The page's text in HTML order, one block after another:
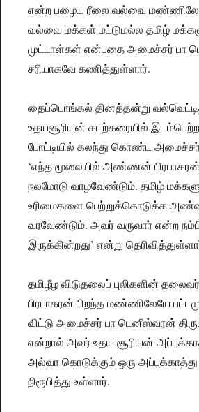
என்ற பழைய ரீலை வல்வை
வல்வை மக்கள் மட்டுமல்ல தமிழ்
முட்டாள்கள் என்பதை அமைச்சர் பா
சரியாகவே கணித்துள்ளார்.
தைப்பொங்கல் தினத்தன்று
உதயசூரியன் கடற்கரையில் இடம்பெற்ற
போட்டியில் கலந்து கொண்ட
‘எந்த மூலையில் அண்ணன் பிரபாகரன்
நலமோடு வாழவேண்டும். தமிழ்
உரிமைகளை பெற்றுக்கொடுக்க
வரவேண்டும். அவர் வருவார் என்ற
இருக்கின்றது’ என்று
தமிழீழ விடுதலைப் புலிகளின்
பிரபாகரன் பிறந்த மண்ணிலேயே
விட்டு அமைச்சர் பா டெனீஸ்வரன்
என்றால் அவர் உதய சூரியன்
அல்வா கொடுக்கும் ஒரு
நிரூபித்து உள்ளார்.